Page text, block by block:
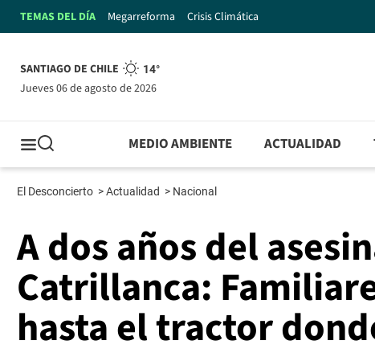
TEMAS DEL DÍA Megarreforma Crisis Climática
SANTIAGO DE CHILE 14°
jueves 06 de agosto de 2026
MEDIO AMBIENTE ACTUALIDAD
El Desconcierto >Actualidad > Nacional
A dos años del
Catrillanca:
hasta el tractor